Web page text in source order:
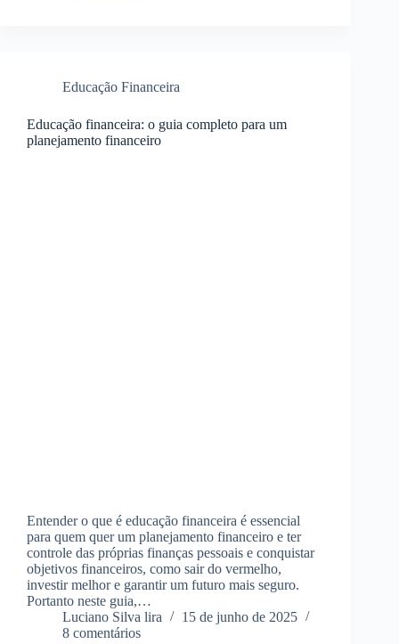
Educação Financeira
Educação financeira: o guia completo para um
planejamento financeiro
Entender o que é educação financeira é essencial
para quem quer um planejamento financeiro e ter
controle das próprias finanças pessoais e conquistar
objetivos financeiros, como sair do vermelho,
investir melhor e garantir um futuro mais seguro.
Portanto neste guia,…
Luciano Silva lira
15 de junho de 2025
8 comentários